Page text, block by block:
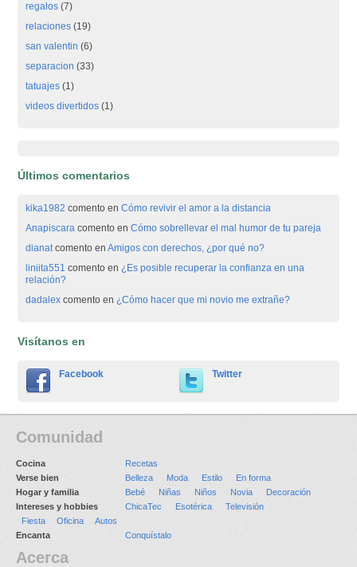
regalos (7)
relaciones (19)
san valentin (6)
separacion (33)
tatuajes (1)
videos divertidos (1)
Últimos comentarios
kika1982 comento enCómo revivir el amor a la distancia
Anapiscara comento enCómo sobrellevar el mal humor de tu pareja
dianatcomento enAmigos con derechos, ¿por qué no?
liniita551 comento en¿Es posible recuperar la confianza en una
relación?
dadalex comento en¿Cómo hacer que mi novio me extrañe?
Visítanos en
Facebook Twitter
Comunidad
Cocina
Recetas
Verse bien
Belleza Moda Estilo
En forma
Hogar y familia
Bebé Niñas Niños Novia
Decoración
Intereses y hobbies
ChicaTec Esotérica
Televisión
Fiesta
Oficina
Autos
Encanta
Conquístalo
Acerca